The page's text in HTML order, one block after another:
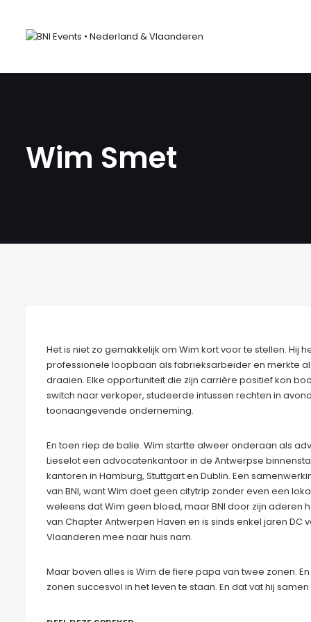
Wim Smet
Het is niet zo gemakkelijk om Wim kort voor te stellen.
professionele loopbaan als fabrieksarbeider en merkte
draaien. Elke opportuniteit die zijn carrière positief kon
switch naar verkoper, studeerde intussen rechten in
toonaangevende onderneming.
En toen riep de balie. Wim startte alweer onderaan als
Lieselot een advocatenkantoor in de Antwerpse
kantoren in Hamburg, Stuttgart en Dublin. Een
van BNI, want Wim doet geen citytrip zonder even een
weleens dat Wim geen bloed, maar BNI door zijn aderen
van Chapter Antwerpen Haven en is sinds enkel jaren
Vlaanderen mee naar huis nam.
Maar boven alles is Wim de fiere papa van twee zonen.
zonen succesvol in het leven te staan. En dat vat hij